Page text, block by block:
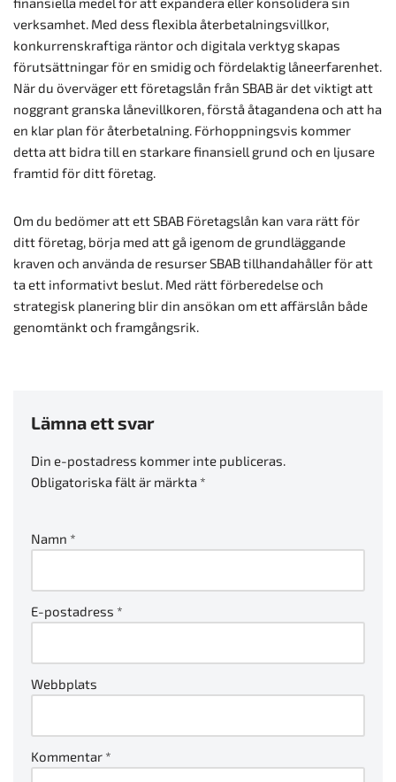
verksamhet. Med dess flexibla återbetalningsvillkor,
konkurrenskraftiga räntor och digitala verktyg skapas
förutsättningar för en smidig och fördelaktig låneerfarenhet.
När du överväger ett företagslån från SBAB är det viktigt att
noggrant granska lånevillkoren, förstå åtagandena och att ha
en klar plan för återbetalning. Förhoppningsvis kommer
detta att bidra till en starkare finansiell grund och en ljusare
framtid för ditt företag.
Om du bedömer att ett SBAB Företagslån kan vara rätt för
ditt företag, börja med att gå igenom de grundläggande
kraven och använda de resurser SBAB tillhandahåller för att
ta ett informativt beslut. Med rätt förberedelse och
strategisk planering blir din ansökan om ett affärslån både
genomtänkt och framgångsrik.
Lämna ett svar
Din e-postadress kommer inte publiceras.
Obligatoriska fält är märkta *
Namn *
E-postadress *
Webbplats
Kommentar *